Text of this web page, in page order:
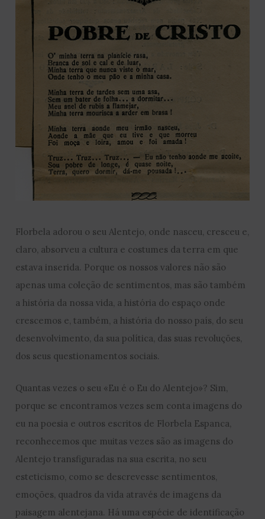
Florbela adorou o seu Alentejo, onde nasceu, cresceu e,
claro, absorveu a cultura e costumes da terra em que
estava inserida. Porque os nossos valores não são
apenas uma coleção de sentimentos, mas são também
a história da nossa vida, a história do espaço onde
crescemos e, também, a história do nosso país, do seu
desenvolvimento, da sua política, das suas revoluções,
dos seus questionamentos sociais.
Quantas vezes o seu «Eu é o Eu do Alentejo»? Sim,
porque se encontramos vezes sem conta imagens do
eu na poesia e outros escritos de Florbela Espanca,
reconhecemos que muitas vezes são as imagens do
Alentejo transfiguradas na sua escrita, no seu
esteticismo, como se descrevesse sentimentos,
emoções, quadros da vida através de imagens da
paisagem alentejana. Há uma espécie de identificação